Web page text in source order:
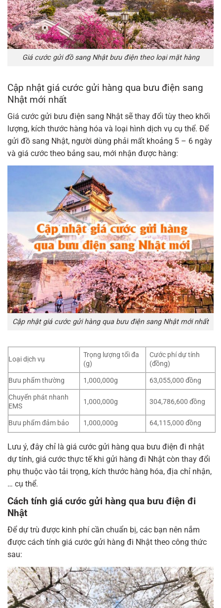
Giá cước gửi đồ sang Nhật bưu điện theo loại mặt hàng
Cập nhật giá cước gửi hàng qua bưu điện sang
Nhật mới nhất
Giá cước gửi bưu điện sang Nhật sẽ thay đổi tùy theo khối
lượng, kích thước hàng hóa và loại hình dịch vụ cụ thể. Để
gửi đồ sang Nhật, người dùng phải mất khoảng 5 – 6 ngày
và giá cước theo bảng sau, mới nhận được hàng:
Cập nhật giá cước gửi hàng qua bưu điện sang Nhật mới nhất
Loại dịch vụ
Trọng lượng tối đa
(g)
Cước phí dự tính
(đồng)
Bưu phẩm thường
1,000,000g
63,055,000 đồng
Chuyển phát nhanh
EMS
1,000,000g 304,786,600 đồng
Bưu phẩm đảm bảo 1,000,000g 64,115,000 đồng
Lưu ý, đây chỉ là giá cước gửi hàng qua bưu điện đi nhật
dự tính, giá cước thực tế khi gửi hàng đi Nhật còn thay đổi
phụ thuộc vào tải trọng, kích thước hàng hóa, địa chỉ nhận,
… cụ thể.
Cách tính giá cước gửi hàng qua bưu điện đi
Nhật
Để dự trù được kinh phí cần chuẩn bị, các bạn nên nắm
được cách tính giá cước gửi hàng đi Nhật theo công thức
sau: